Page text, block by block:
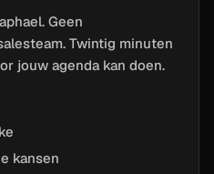
Geen
Twintig minuten
jouw agenda kan doen.
kansen